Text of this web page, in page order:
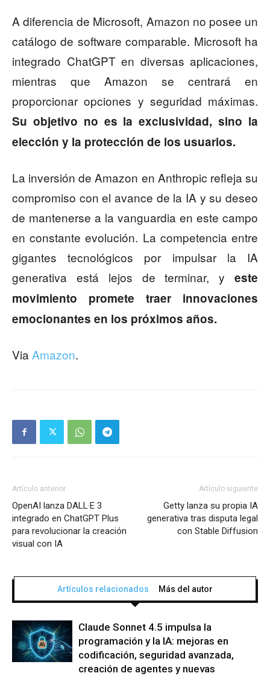
A diferencia de Microsoft, Amazon no posee un
catálogo de software comparable. Microsoft ha
integrado ChatGPT en diversas aplicaciones,
mientras que Amazon se centrará en
proporcionar opciones y seguridad máximas.
Su objetivo no es la exclusividad, sino la
elección y la protección de los usuarios.
La inversión de Amazon en Anthropic refleja su
compromiso con el avance de la IA y su deseo
de mantenerse a la vanguardia en este campo
en constante evolución. La competencia entre
gigantes tecnológicos por impulsar la IA
generativa está lejos de terminar, y este
movimiento promete traer innovaciones
emocionantes en los próximos años.
Via Amazon.
Artículo anterior
OpenAI lanza DALL·E 3
integrado en ChatGPT Plus
para revolucionar la creación
visual con IA
Artículo siguiente
Getty lanza su propia IA
generativa tras disputa legal
con Stable Diffusion
Artículos relacionados Más del autor
Claude Sonnet 4.5 impulsa la
programación y la IA: mejoras en
codificación, seguridad avanzada,
creación de agentes y nuevas